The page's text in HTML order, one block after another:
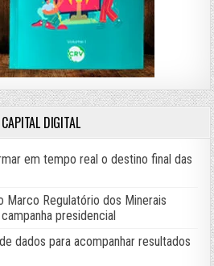
CAPITAL DIGITAL
em tempo real o destino final das
Marco Regulatório dos Minerais
presidencial
dados para acompanhar resultados